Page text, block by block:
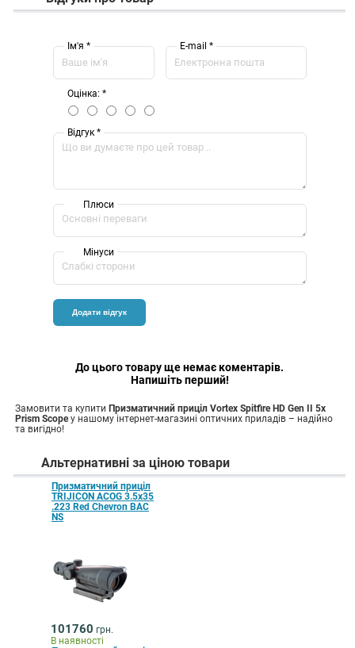
Ім'я * E-mail *
Оцінка: *
Відгук *
Плюси
Мінуси
До цього товару ще немає коментарів.
Напишіть перший!
Замовити та купити Призматичний приціл Vortex Spitfire HD Gen II 5x
Prism Scopeу нашому інтернет-магазині оптичних приладів – надійно
та вигідно!
Альтернативні за ціною товари
Призматичний приціл
TRIJICON ACOG 3.5x35
.223 Red Chevron BAC
NS
101760 грн.
В наявності